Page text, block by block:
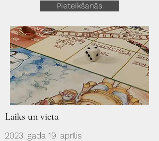
Pieteikšanās
Laiks un vieta
2023. gada 19. aprīlis